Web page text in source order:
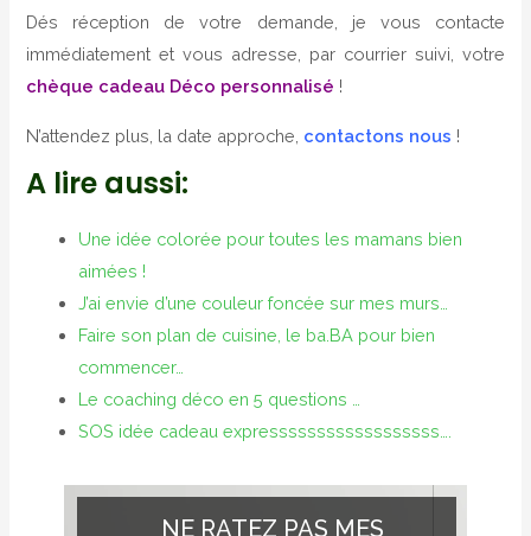
Dés réception de votre demande, je vous contacte
immédiatement et vous adresse, par courrier suivi, votre
chèque cadeau Déco personnalisé !
N’attendez plus, la date approche, contactons nous !
A lire aussi:
Une idée colorée pour toutes les mamans bien
aimées !
J’ai envie d’une couleur foncée sur mes murs…
Faire son plan de cuisine, le ba.BA pour bien
commencer…
Le coaching déco en 5 questions …
SOS idée cadeau expressssssssssssssssss….
NE RATEZ PAS MES